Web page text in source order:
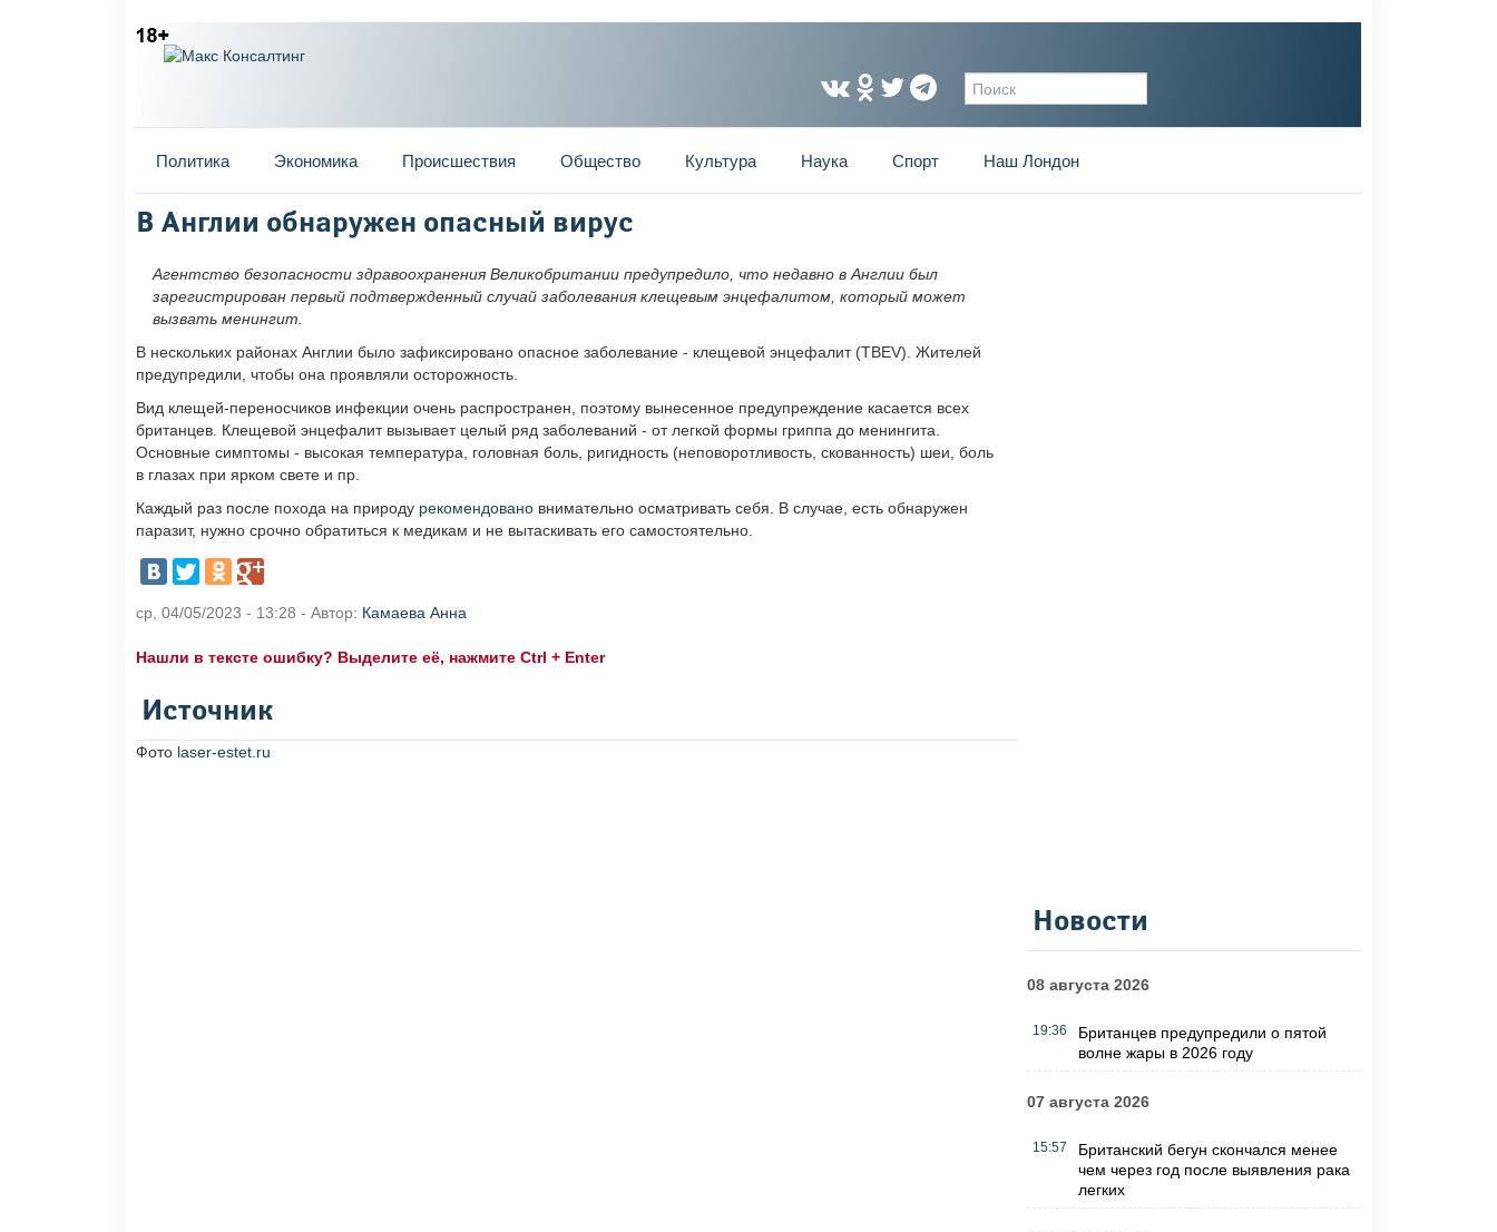
Форма поиска
Главное меню
Политика Экономика Происшествия Общество Культура Наука Спорт Наш Лондон
Вы здесь
В Англии обнаружен опасный вирус
Агентство безопасности здравоохранения Великобритании предупредило, что недавно в Англии был
зарегистрирован первый подтвержденный случай заболевания клещевым энцефалитом, который может
вызвать менингит.
В нескольких районах Англии было зафиксировано опасное заболевание - клещевой энцефалит (TBEV). Жителей
предупредили, чтобы она проявляли осторожность.
Вид клещей-переносчиков инфекции очень распространен, поэтому вынесенное предупреждение касается всех
британцев. Клещевой энцефалит вызывает целый ряд заболеваний - от легкой формы гриппа до менингита.
Основные симптомы - высокая температура, головная боль, ригидность (неповоротливость, скованность) шеи, боль
в глазах при ярком свете и пр.
Каждый раз после похода на природу рекомендовано внимательно осматривать себя. В случае, есть обнаружен
паразит, нужно срочно обратиться к медикам и не вытаскивать его самостоятельно.
ср, 04/05/2023 - 13:28 - Автор: Камаева Анна
Нашли в тексте ошибку? Выделите её, нажмите Ctrl + Enter
Источник
Фото laser-estet.ru
Новости
08 августа 2026
19:36
Британцев предупредили о пятой
волне жары в 2026 году
07 августа 2026
15:57
Британский бегун скончался менее
чем через год после выявления рака
легких